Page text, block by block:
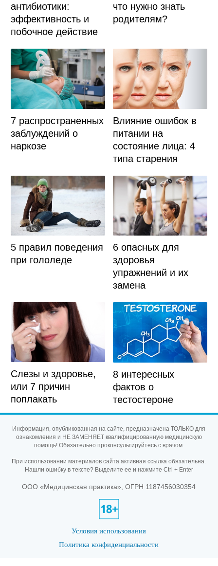
антибиотики:
эффективность и
побочное действие
что нужно знать
родителям?
7 распространенных
заблуждений о
наркозе
Влияние ошибок в
питании на
состояние лица: 4
типа старения
5 правил поведения
при гололеде
6 опасных для
здоровья
упражнений и их
замена
Слезы и здоровье,
или 7 причин
поплакать
8 интересных
фактов о
тестостероне
Информация, опубликованная на сайте, предназначена ТОЛЬКО для
ознакомления и НЕ ЗАМЕНЯЕТ квалифицированную медицинскую
помощь! Обязательно проконсультируйтесь с врачом.
При использовании материалов сайта активная ссылка обязательна.
Нашли ошибку в тексте? Выделите ее и нажмите Ctrl + Enter
ООО «Медицинская практика», ОГРН 1187456030354
Условия использования
Политика конфиденциальности